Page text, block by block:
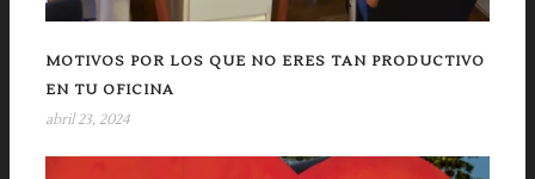
MOTIVOS POR LOS QUE NO ERES TAN PRODUCTIVO
EN TU OFICINA
abril 23, 2024